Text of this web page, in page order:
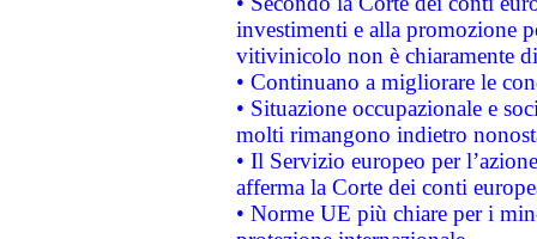
investimenti e alla promozione
vitivinicolo non è chiaramente
• Continuano a migliorare le
• Situazione occupazionale e
molti rimangono indietro
• Il Servizio europeo per
afferma la Corte dei conti
• Norme UE più chiare per i